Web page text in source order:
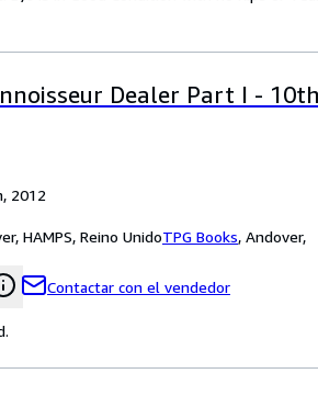
Dealer Part I - 10th
2012
HAMPS, Reino UnidoTPG Books, Andover,
Contactar con el vendedor